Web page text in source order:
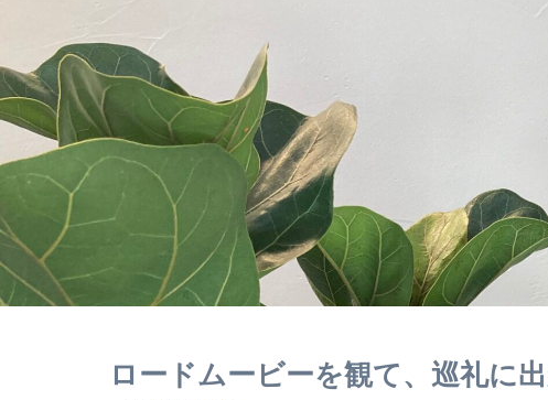
ロードムービーを観て、巡礼に